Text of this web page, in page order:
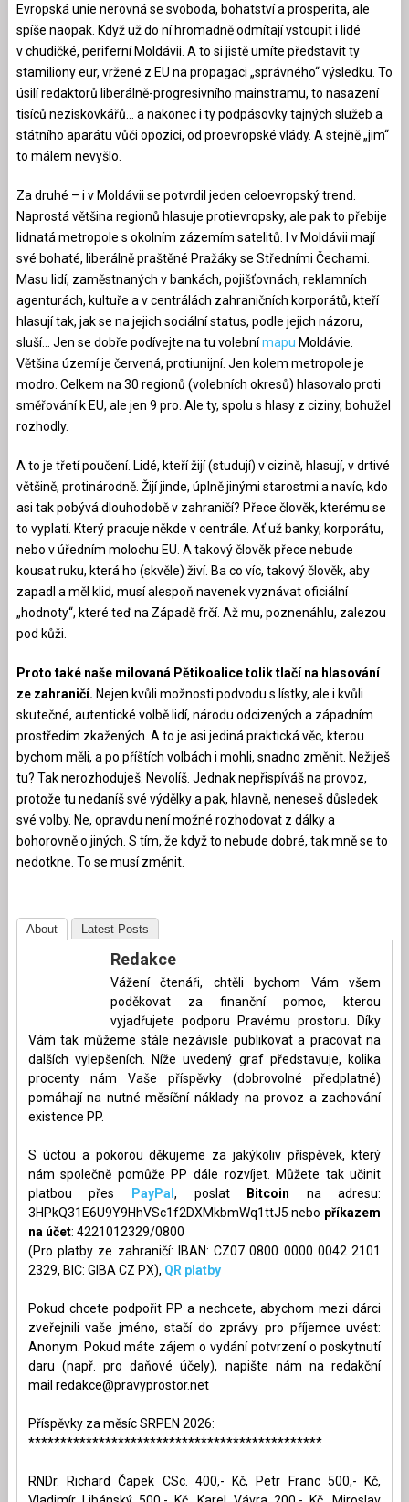
Evropská unie nerovná se svoboda, bohatství a prosperita, ale
spíše naopak. Když už do ní hromadně odmítají vstoupit i lidé
v chudičké, periferní Moldávii. A to si jistě umíte představit ty
stamiliony eur, vržené z EU na propagaci „správného“ výsledku. To
úsilí redaktorů liberálně-progresivního mainstramu, to nasazení
tisíců neziskovkářů… a nakonec i ty podpásovky tajných služeb a
státního aparátu vůči opozici, od proevropské vlády. A stejně „jim“
to málem nevyšlo.
Za druhé – i v Moldávii se potvrdil jeden celoevropský trend.
Naprostá většina regionů hlasuje protievropsky, ale pak to přebije
lidnatá metropole s okolním zázemím satelitů. I v Moldávii mají
své bohaté, liberálně praštěné Pražáky se Středními Čechami.
Masu lidí, zaměstnaných v bankách, pojišťovnách, reklamních
agenturách, kultuře a v centrálách zahraničních korporátů, kteří
hlasují tak, jak se na jejich sociální status, podle jejich názoru,
sluší… Jen se dobře podívejte na tu volebnímapu Moldávie.
Většina území je červená, protiunijní. Jen kolem metropole je
modro. Celkem na 30 regionů (volebních okresů) hlasovalo proti
směřování k EU, ale jen 9 pro. Ale ty, spolu s hlasy z ciziny, bohužel
rozhodly.
A to je třetí poučení. Lidé, kteří žijí (studují) v cizině, hlasují, v drtivé
většině, protinárodně. Žijí jinde, úplně jinými starostmi a navíc, kdo
asi tak pobývá dlouhodobě v zahraničí? Přece člověk, kterému se
to vyplatí. Který pracuje někde v centrále. Ať už banky, korporátu,
nebo v úředním molochu EU. A takový člověk přece nebude
kousat ruku, která ho (skvěle) živí. Ba co víc, takový člověk, aby
zapadl a měl klid, musí alespoň navenek vyznávat oficiální
„hodnoty“, které teď na Západě frčí. Až mu, poznenáhlu, zalezou
pod kůži.
Proto také naše milovaná Pětikoalice tolik tlačí na hlasování
ze zahraničí. Nejen kvůli možnosti podvodu s lístky, ale i kvůli
skutečné, autentické volbě lidí, národu odcizených a západním
prostředím zkažených. A to je asi jediná praktická věc, kterou
bychom měli, a po příštích volbách i mohli, snadno změnit. Nežiješ
tu? Tak nerozhoduješ. Nevolíš. Jednak nepřispíváš na provoz,
protože tu nedaníš své výdělky a pak, hlavně, neneseš důsledek
své volby. Ne, opravdu není možné rozhodovat z dálky a
bohorovně o jiných. S tím, že když to nebude dobré, tak mně se to
nedotkne. To se musí změnit.
About Latest Posts
Redakce
Vážení čtenáři, chtěli bychom Vám všem
poděkovat za finanční pomoc, kterou
vyjadřujete podporu Pravému prostoru. Díky
Vám tak můžeme stále nezávisle publikovat a pracovat na
dalších vylepšeních. Níže uvedený graf představuje, kolika
procenty nám Vaše příspěvky (dobrovolné předplatné)
pomáhají na nutné měsíční náklady na provoz a zachování
existence PP.
S úctou a pokorou děkujeme za jakýkoliv příspěvek, který
nám společně pomůže PP dále rozvíjet. Můžete tak učinit
platbou přes
PayPal , poslat Bitcoin na adresu:
3HPkQ31E6U9Y9HhVSc1f2DXMkbmWq1ttJ5 nebo příkazem
na účet: 4221012329/0800
(Pro platby ze zahraničí: IBAN: CZ07 0800 0000 0042 2101
2329, BIC: GIBA CZ PX), QR platby
Pokud chcete podpořit PP a nechcete, abychom mezi dárci
zveřejnili vaše jméno, stačí do zprávy pro příjemce uvést:
Anonym. Pokud máte zájem o vydání potvrzení o poskytnutí
daru (např. pro daňové účely), napište nám na redakční
mail redakce@pravyprostor.net
Příspěvky za měsíc SRPEN 2026:
**********************************************
RNDr. Richard Čapek CSc. 400,- Kč, Petr Franc 500,- Kč,